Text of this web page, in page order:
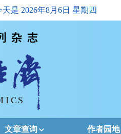
天是 2026年8月6日 星期四
文章查询 作者园地